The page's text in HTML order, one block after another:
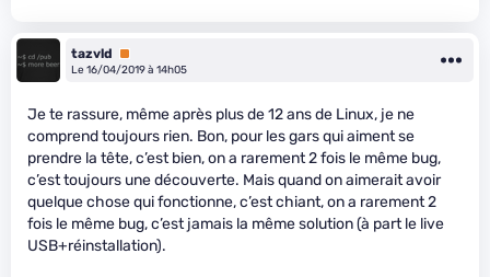
tazvld
Premium
Le 16/04/2019 à 14h05
Je te rassure, même après plus de 12 ans de Linux, je ne
comprend toujours rien. Bon, pour les gars qui aiment se
prendre la tête, c’est bien, on a rarement 2 fois le même bug,
c’est toujours une découverte. Mais quand on aimerait avoir
quelque chose qui fonctionne, c’est chiant, on a rarement 2
fois le même bug, c’est jamais la même solution (à part le live
USB+réinstallation).